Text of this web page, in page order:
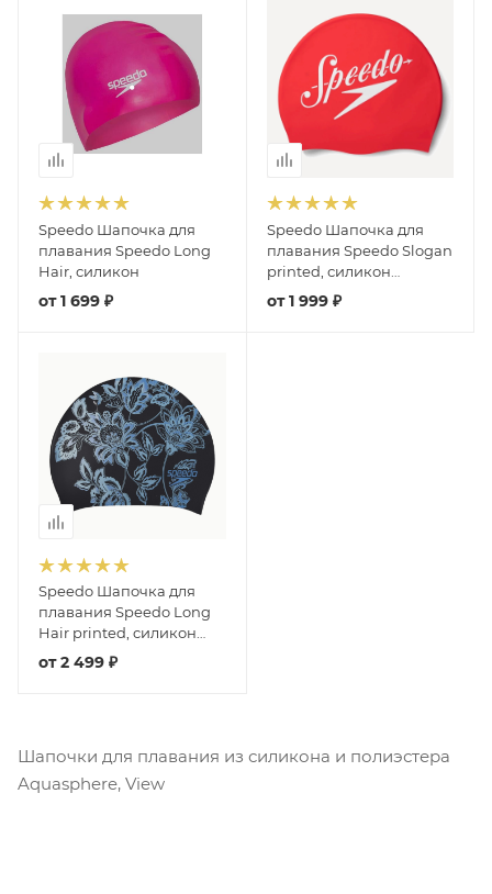
Speedo Шапочка для
плавания Speedo Long
Hair, силикон
от1 699 ₽
Speedo Шапочка для
плавания Speedo Slogan
printed, силикон
(красный/белый)
от1 999 ₽
Speedo Шапочка для
плавания Speedo Long
Hair printed, cиликон
(Черный/Голубой)
от2 499 ₽
Шапочки для плавания из силикона и полиэстера
Aquasphere, View